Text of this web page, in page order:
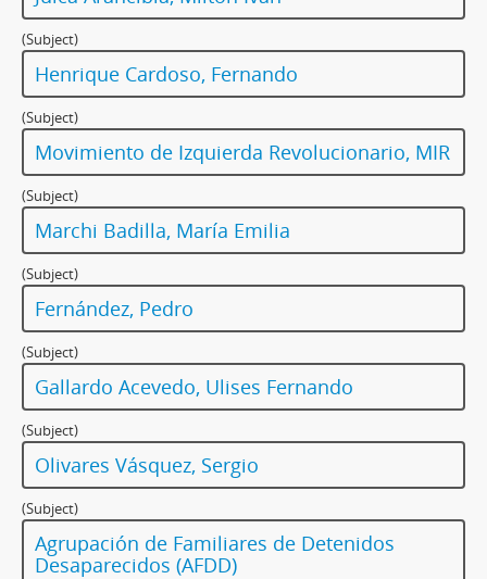
(Subject)
Henrique Cardoso, Fernando
(Subject)
Movimiento de Izquierda Revolucionario, MIR
(Subject)
Marchi Badilla, María Emilia
(Subject)
Fernández, Pedro
(Subject)
Gallardo Acevedo, Ulises Fernando
(Subject)
Olivares Vásquez, Sergio
(Subject)
Agrupación de Familiares de Detenidos
Desaparecidos (AFDD)